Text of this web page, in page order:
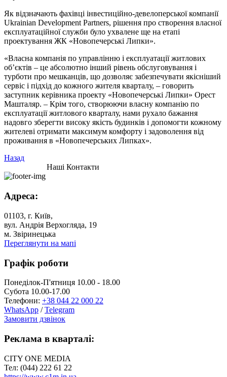
Як відзначають фахівці інвестиційно-девелоперської компанії
Ukrainian Development Partners, рішення про створення власної
експлуатаційної служби було ухвалене ще на етапі
проектування ЖК «Новопечерські Липки».
«Власна компанія по управлінню і експлуатації житлових
об’єктів – це абсолютно інший рівень обслуговування і
турботи про мешканців, що дозволяє забезпечувати якісніший
сервіс і підхід до кожного жителя кварталу, – говорить
заступник керівника проекту «Новопечерські Липки» Орест
Машталяр. – Крім того, створюючи власну компанію по
експлуатації житлового кварталу, нами рухало бажання
надовго зберегти високу якість будинків і допомогти кожному
жителеві отримати максимум комфорту і задоволення від
проживання в «Новопечерських Липках».
Назад
Наші Контакти
Адреса:
01103, г. Київ,
вул. Андрія Верхогляда, 19
м. Звіринецька
Переглянути на мапі
Графік роботи
Понеділок-П'ятниця 10.00 - 18.00
Субота 10.00-17.00
Телефони: +38 044 22 000 22
WhatsApp /Telegram
Замовити дзвінок
Реклама в кварталі:
CITY ONE MEDIA
Тел: (044) 222 61 22